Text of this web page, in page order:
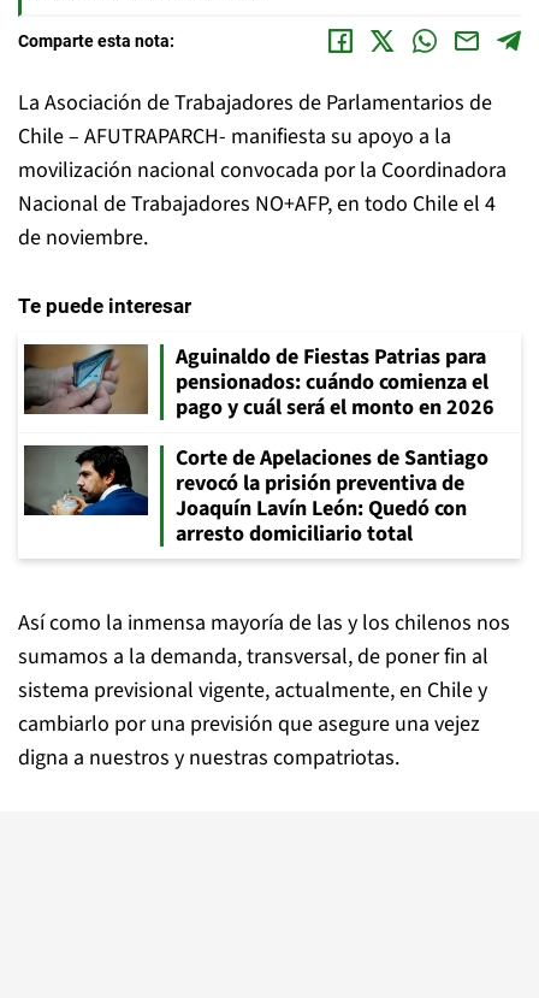
Comparte esta nota:
La Asociación de Trabajadores de Parlamentarios de
Chile – AFUTRAPARCH- manifiesta su apoyo a la
movilización nacional convocada por la Coordinadora
Nacional de Trabajadores NO+AFP, en todo Chile el 4
de noviembre.
Te puede interesar
Aguinaldo de Fiestas Patrias para
pensionados: cuándo comienza el
pago y cuál será el monto en 2026
Corte de Apelaciones de Santiago
revocó la prisión preventiva de
Joaquín Lavín León: Quedó con
arresto domiciliario total
Así como la inmensa mayoría de las y los chilenos nos
sumamos a la demanda, transversal, de poner fin al
sistema previsional vigente, actualmente, en Chile y
cambiarlo por una previsión que asegure una vejez
digna a nuestros y nuestras compatriotas.